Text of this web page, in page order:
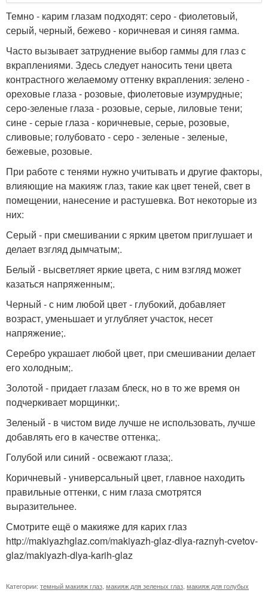
Темно - карим глазам подходят: серо - фиолетовый,
серый, черный, бежево - коричневая и синяя гамма.
Часто вызывает затруднение выбор гаммы для глаз с
вкраплениями. Здесь следует наносить тени цвета
контрастного желаемому оттенку вкрапления: зелено -
ореховые глаза - розовые, фиолетовые изумрудные;
серо-зеленые глаза - розовые, серые, лиловые тени;
сине - серые глаза - коричневые, серые, розовые,
сливовые; голубовато - серо - зеленые - зеленые,
бежевые, розовые.
При работе с тенями нужно учитывать и другие факторы,
влияющие на макияж глаз, такие как цвет теней, свет в
помещении, нанесение и растушевка. Вот некоторые из
них:
Серый - при смешивании с ярким цветом приглушает и
делает взгляд дымчатым;.
Белый - высветляет яркие цвета, с ним взгляд может
казаться напряженным;.
Черный - с ним любой цвет - глубокий, добавляет
возраст, уменьшает и углубляет участок, несет
напряжение;.
Серебро украшает любой цвет, при смешивании делает
его холодным;.
Золотой - придает глазам блеск, но в то же время он
подчеркивает морщинки;.
Зеленый - в чистом виде лучше не использовать, лучше
добавлять его в качестве оттенка;.
Голубой или синий - освежают глаза;.
Коричневый - универсальный цвет, главное находить
правильные оттенки, с ним глаза смотрятся
выразительнее.
Смотрите ещё о макияже для карих глаз
http://makiyazhglaz.com/makiyazh-glaz-dlya-raznyh-cvetov-
glaz/makiyazh-dlya-karih-glaz
Категории: темный макияж глаз макияж для зеленых глаз макияж для голубых